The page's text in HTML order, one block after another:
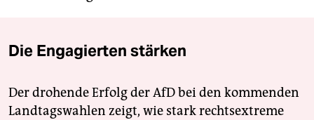
Die Engagierten stärken
Der drohende Erfolg der AfD bei den kommenden
Landtagswahlen zeigt, wie stark rechtsextreme